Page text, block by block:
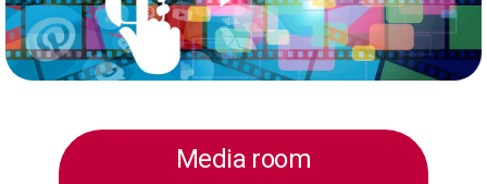
Media room